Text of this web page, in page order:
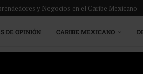
y Negocios en el Caribe Mexicano
DE OPINIÓN CARIBE MEXICANO